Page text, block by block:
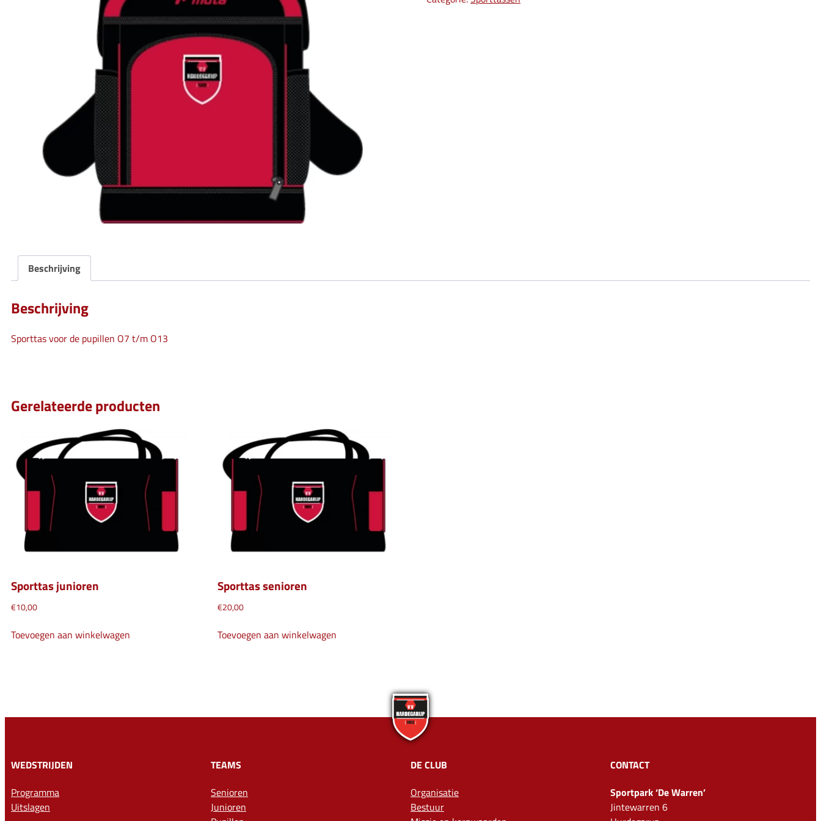
Beschrijving
Beschrijving
Sporttas voor de pupillen O7 t/m O13
Gerelateerde producten
Sporttas junioren
€10,00
Toevoegen aan winkelwagen
Sporttas senioren
€20,00
Toevoegen aan winkelwagen
WEDSTRIJDEN
Programma
Uitslagen
TEAMS
Senioren
Junioren
DE CLUB
Organisatie
Bestuur
CONTACT
Sportpark ‘De Warren’
Jintewarren 6